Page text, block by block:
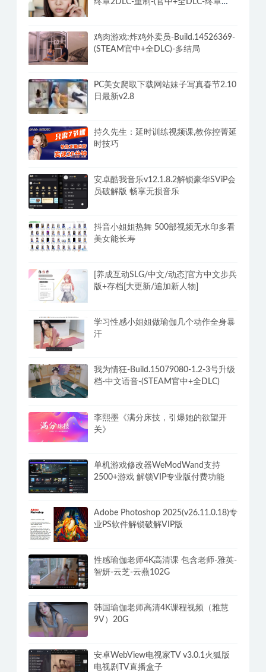
终章2DLC-重制-(官中+全DLC-终章
鸡肉游戏:炸鸡外卖员-Build.14526369-
(STEAM官中+全DLC)-多结局
PC美女爬取下载网站妹子写真春节2.10
日最新v2.8
持久先生：延时训练视频课,教你控菁延
时技巧
安卓酷我音乐v12.1.8.2解锁豪华SViP会
员破解版 畅享无损音乐
抖音小姐姐热舞 500部视频无水印多看
美女能长寿
[养成互动SLG/中文/动态]官方中文步兵
版+存档[大更新/追加新人物]
学习性感小姐姐做瑜伽几个动作全身暴
汗
我为情狂-Build.15079080-1.2-3号升级
档-中文语音-(STEAM官中+全DLC)
李熙墨《满分床技，引爆她的欲望开
关》
单机游戏修改器WeModWand支持
2500+游戏 解锁VIP专业版付费功能
Adobe Photoshop 2025(v26.11.0.18)专
业PS软件解锁破解VIP版
性感瑜伽老师4K高清课 包含老师-雅英-
智妍-云芝-云燕102G
韩国瑜伽老师高清4K课程视频（雅慧
9V）20G
安卓WebView电视家TV v3.0.1火狐版
电视剧TV直播盒子